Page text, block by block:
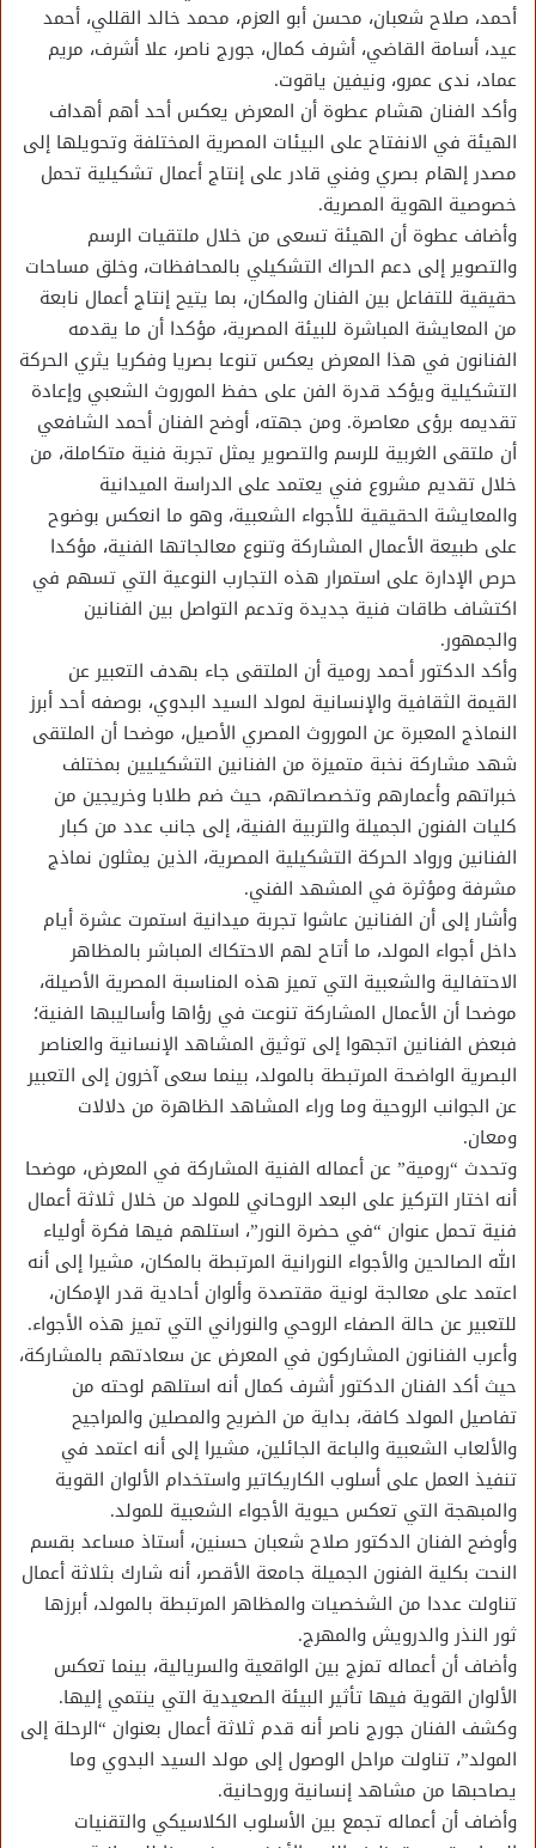
أحمد، صلاح شعبان، محسن أبو العزم، محمد خالد القللي، أحمد
عيد، أسامة القاضي، أشرف كمال، جورج ناصر، علا أشرف، مريم
عماد، ندى عمرو، ونيفين ياقوت.
وأكد الفنان هشام عطوة أن المعرض يعكس أحد أهم أهداف
الهيئة في الانفتاح على البيئات المصرية المختلفة وتحويلها إلى
مصدر إلهام بصري وفني قادر على إنتاج أعمال تشكيلية تحمل
خصوصية الهوية المصرية.
وأضاف عطوة أن الهيئة تسعى من خلال ملتقيات الرسم
والتصوير إلى دعم الحراك التشكيلي بالمحافظات، وخلق مساحات
حقيقية للتفاعل بين الفنان والمكان، بما يتيح إنتاج أعمال نابعة
من المعايشة المباشرة للبيئة المصرية، مؤكدا أن ما يقدمه
الفنانون في هذا المعرض يعكس تنوعا بصريا وفكريا يثري الحركة
التشكيلية ويؤكد قدرة الفن على حفظ الموروث الشعبي وإعادة
تقديمه برؤى معاصرة. ومن جهته، أوضح الفنان أحمد الشافعي
أن ملتقى الغربية للرسم والتصوير يمثل تجربة فنية متكاملة، من
خلال تقديم مشروع فني يعتمد على الدراسة الميدانية
والمعايشة الحقيقية للأجواء الشعبية، وهو ما انعكس بوضوح
على طبيعة الأعمال المشاركة وتنوع معالجاتها الفنية، مؤكدا
حرص الإدارة على استمرار هذه التجارب النوعية التي تسهم في
اكتشاف طاقات فنية جديدة وتدعم التواصل بين الفنانين
والجمهور.
وأكد الدكتور أحمد رومية أن الملتقى جاء بهدف التعبير عن
القيمة الثقافية والإنسانية لمولد السيد البدوي، بوصفه أحد أبرز
النماذج المعبرة عن الموروث المصري الأصيل، موضحا أن الملتقى
شهد مشاركة نخبة متميزة من الفنانين التشكيليين بمختلف
خبراتهم وأعمارهم وتخصصاتهم، حيث ضم طلابا وخريجين من
كليات الفنون الجميلة والتربية الفنية، إلى جانب عدد من كبار
الفنانين ورواد الحركة التشكيلية المصرية، الذين يمثلون نماذج
مشرفة ومؤثرة في المشهد الفني.
وأشار إلى أن الفنانين عاشوا تجربة ميدانية استمرت عشرة أيام
داخل أجواء المولد، ما أتاح لهم الاحتكاك المباشر بالمظاهر
الاحتفالية والشعبية التي تميز هذه المناسبة المصرية الأصيلة،
موضحا أن الأعمال المشاركة تنوعت في رؤاها وأساليبها الفنية؛
فبعض الفنانين اتجهوا إلى توثيق المشاهد الإنسانية والعناصر
البصرية الواضحة المرتبطة بالمولد، بينما سعى آخرون إلى التعبير
عن الجوانب الروحية وما وراء المشاهد الظاهرة من دلالات
ومعان.
وتحدث “رومية” عن أعماله الفنية المشاركة في المعرض، موضحا
أنه اختار التركيز على البعد الروحاني للمولد من خلال ثلاثة أعمال
فنية تحمل عنوان “في حضرة النور”، استلهم فيها فكرة أولياء
الله الصالحين والأجواء النورانية المرتبطة بالمكان، مشيرا إلى أنه
اعتمد على معالجة لونية مقتصدة وألوان أحادية قدر الإمكان،
للتعبير عن حالة الصفاء الروحي والنوراني التي تميز هذه الأجواء.
وأعرب الفنانون المشاركون في المعرض عن سعادتهم بالمشاركة،
حيث أكد الفنان الدكتور أشرف كمال أنه استلهم لوحته من
تفاصيل المولد كافة، بداية من الضريح والمصلين والمراجيح
والألعاب الشعبية والباعة الجائلين، مشيرا إلى أنه اعتمد في
تنفيذ العمل على أسلوب الكاريكاتير واستخدام الألوان القوية
والمبهجة التي تعكس حيوية الأجواء الشعبية للمولد.
وأوضح الفنان الدكتور صلاح شعبان حسنين، أستاذ مساعد بقسم
النحت بكلية الفنون الجميلة جامعة الأقصر، أنه شارك بثلاثة أعمال
تناولت عددا من الشخصيات والمظاهر المرتبطة بالمولد، أبرزها
ثور النذر والدرويش والمهرج.
وأضاف أن أعماله تمزج بين الواقعية والسريالية، بينما تعكس
الألوان القوية فيها تأثير البيئة الصعيدية التي ينتمي إليها.
وكشف الفنان جورج ناصر أنه قدم ثلاثة أعمال بعنوان “الرحلة إلى
المولد”، تناولت مراحل الوصول إلى مولد السيد البدوي وما
يصاحبها من مشاهد إنسانية وروحانية.
وأضاف أن أعماله تجمع بين الأسلوب الكلاسيكي والتقنيات